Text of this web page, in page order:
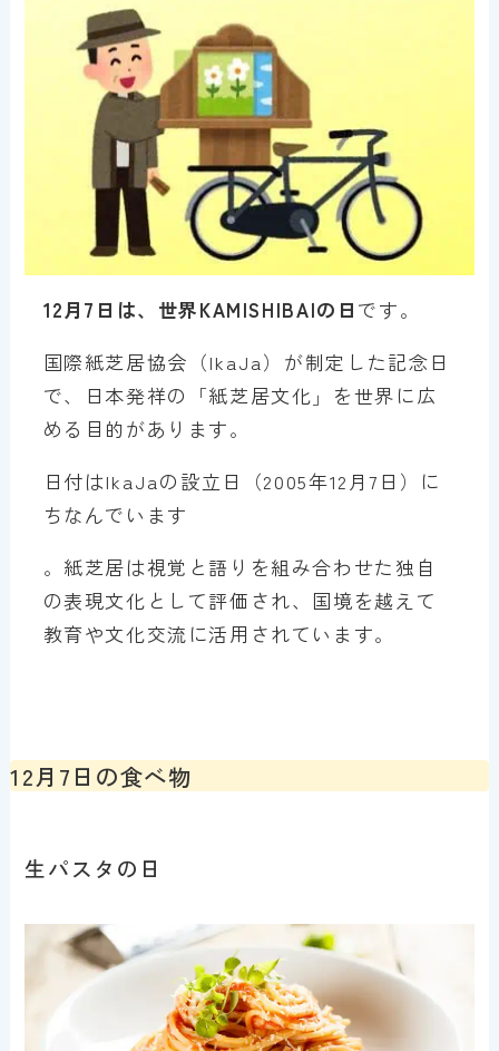
12月7日は、世界KAMISHIBAIの日 です。
国際紙芝居協会（IkaJa）が制定した記念日
で、日本発祥の「紙芝居文化」を世界に広
める目的があります。
日付はIkaJaの設立日（2005年12月7日）に
ちなんでいます
。紙芝居は視覚と語りを組み合わせた独自
の表現文化として評価され、国境を越えて
教育や文化交流に活用されています。
12月7日の食べ物
生パスタの日